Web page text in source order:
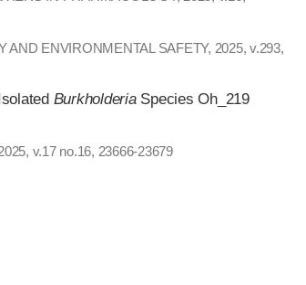
AND ENVIRONMENTAL SAFETY, 2025, v.293,
BurkholderiaSpecies Oh_219
v.17 no.16, 23666-23679